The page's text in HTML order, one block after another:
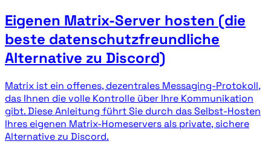
Eigenen Matrix-Server hosten (die
beste datenschutzfreundliche
Alternative zu Discord)
Matrix ist ein offenes, dezentrales Messaging-Protokoll,
das Ihnen die volle Kontrolle über Ihre Kommunikation
gibt. Diese Anleitung führt Sie durch das Selbst-Hosten
Ihres eigenen Matrix-Homeservers als private, sichere
Alternative zu Discord.